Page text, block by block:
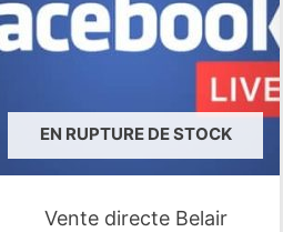
EN RUPTURE DE STOCK
Vente directe Belair